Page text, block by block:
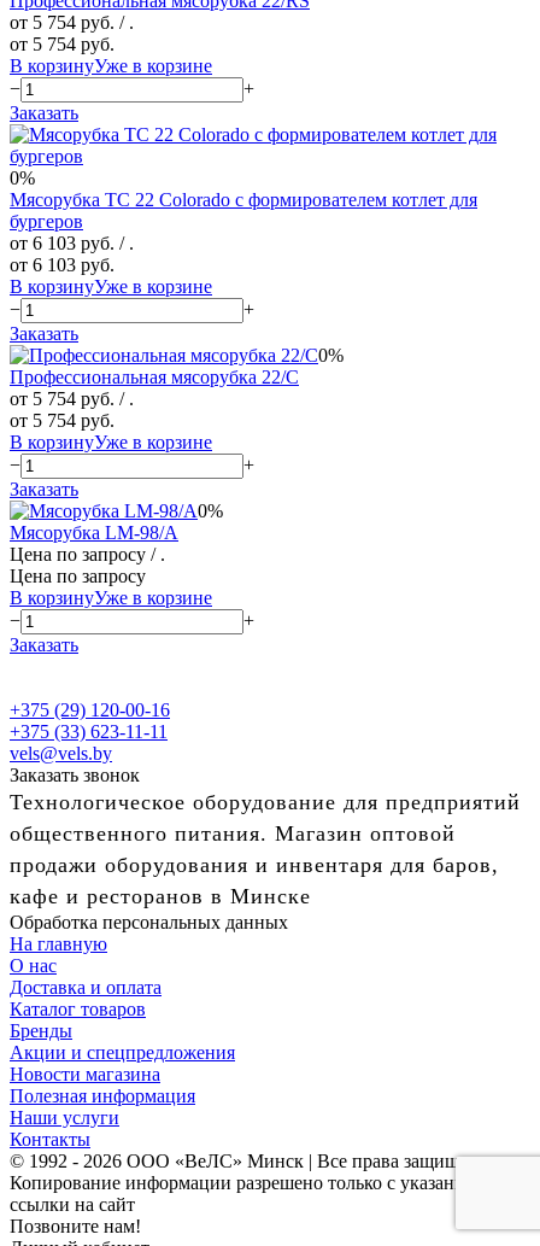
от 5 754 руб. / .
от 5 754 руб.
В корзинуУже в корзине
−
+
Заказать
0%
Мясорубка TC 22 Colorado с формирователем котлет для
бургеров
от 6 103 руб. / .
от 6 103 руб.
В корзинуУже в корзине
−
+
Заказать
0%
Профессиональная мясорубка 22/С
от 5 754 руб. / .
от 5 754 руб.
В корзинуУже в корзине
−
+
Заказать
0%
Мясорубка LM-98/A
Цена по запросу / .
Цена по запросу
В корзинуУже в корзине
−
+
Заказать
+375 (29) 120-00-16
+375 (33) 623-11-11
vels@vels.by
Заказать звонок
Технологическое оборудование для предприятий
общественного питания. Магазин оптовой
продажи оборудования и инвентаря для баров,
кафе и ресторанов в Минске
Обработка персональных данных
На главную
О нас
Доставка и оплата
Каталог товаров
Бренды
Акции и спецпредложения
Новости магазина
Полезная информация
Наши услуги
Контакты
© 1992 - 2026 ООО «ВеЛС» Минск | Все права защищены
Копирование информации разрешено только с указанием
ссылки на сайт
Позвоните нам!